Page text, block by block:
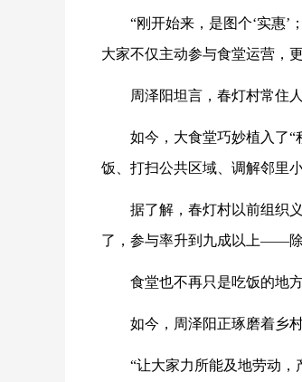
“刚开始来，是图个‘实惠’
大家不仅主动参与食堂运营，
周泽阳坦言，春灯村常住
如今，大食堂巧妙植入了“
饭、打扫公共区域、调解邻里
据了解，春灯村以前组织
了，参与率升到九成以上——除
食堂也不再只是吃饭的地
如今，周泽阳正琢磨着乡
“让大家力所能及地劳动